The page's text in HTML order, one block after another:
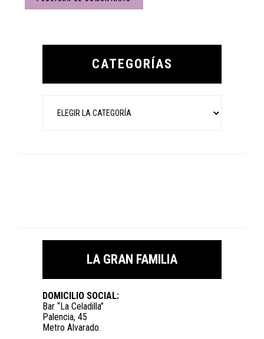
Primary
CATEGORÍAS
LA GRAN FAMILIA
DOMICILIO SOCIAL:
Bar “La Celadilla”
Palencia, 45
Metro Alvarado.